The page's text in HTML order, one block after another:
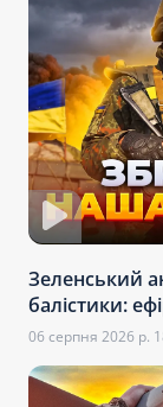
Зеленський
балістики:
06 серпня 2026 р.